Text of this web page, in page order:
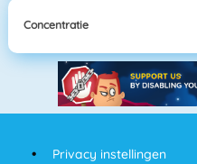
Concentratie
Privacy instellingen